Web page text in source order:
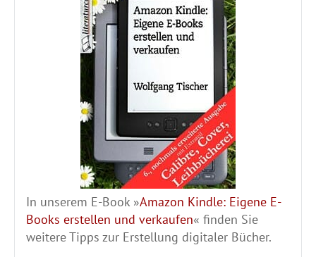
In unserem E-Book »Amazon Kindle: Eigene E-
Books erstellen und verkaufen« finden Sie
weitere Tipps zur Erstellung digitaler Bücher.